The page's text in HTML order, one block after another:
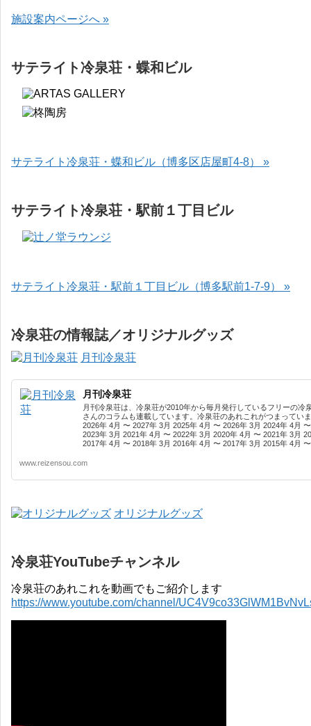
施設案内ページへ »
サテライト冷泉荘・蝶和ビル
サテライト冷泉荘・蝶和ビル（博多区店屋町4-8） »
サテライト冷泉荘・駅前１丁目ビル
サテライト冷泉荘・駅前１丁目ビル（博多駅前1-7-9） »
冷泉荘の情報誌／オリジナルグッズ
月刊冷泉荘
月刊冷泉荘
月刊冷泉荘は、冷泉荘が2010年から毎月発行しているフリーの
さんのコラムも連載しています。冷泉荘のあれこれがつまってい
2026年 4月 〜 2027年 3月 2025年 4月 〜 2026年 3月 2024年 4月
2023年 3月 2021年 4月 〜 2022年 3月 2020年 4月 〜 2021年 3月
2017年 4月 〜 2018年 3月 2016年 4月 〜 2017年 3月 2015年 4月
www.reizensou.com
オリジナルグッズ
冷泉荘YouTubeチャンネル
冷泉荘のあれこれを動画でもご紹介します
https://www.youtube.com/channel/